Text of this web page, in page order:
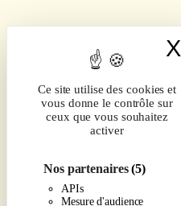
Ce site utilise des cookies et
vous donne le contrôle sur
ceux que vous souhaitez
activer
Nos partenaires(5)
APIs
Mesure d'audience
X